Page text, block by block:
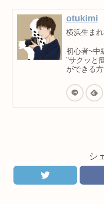
otukimi
横浜生ま
初心者~中
”サクッと
ができる
シ